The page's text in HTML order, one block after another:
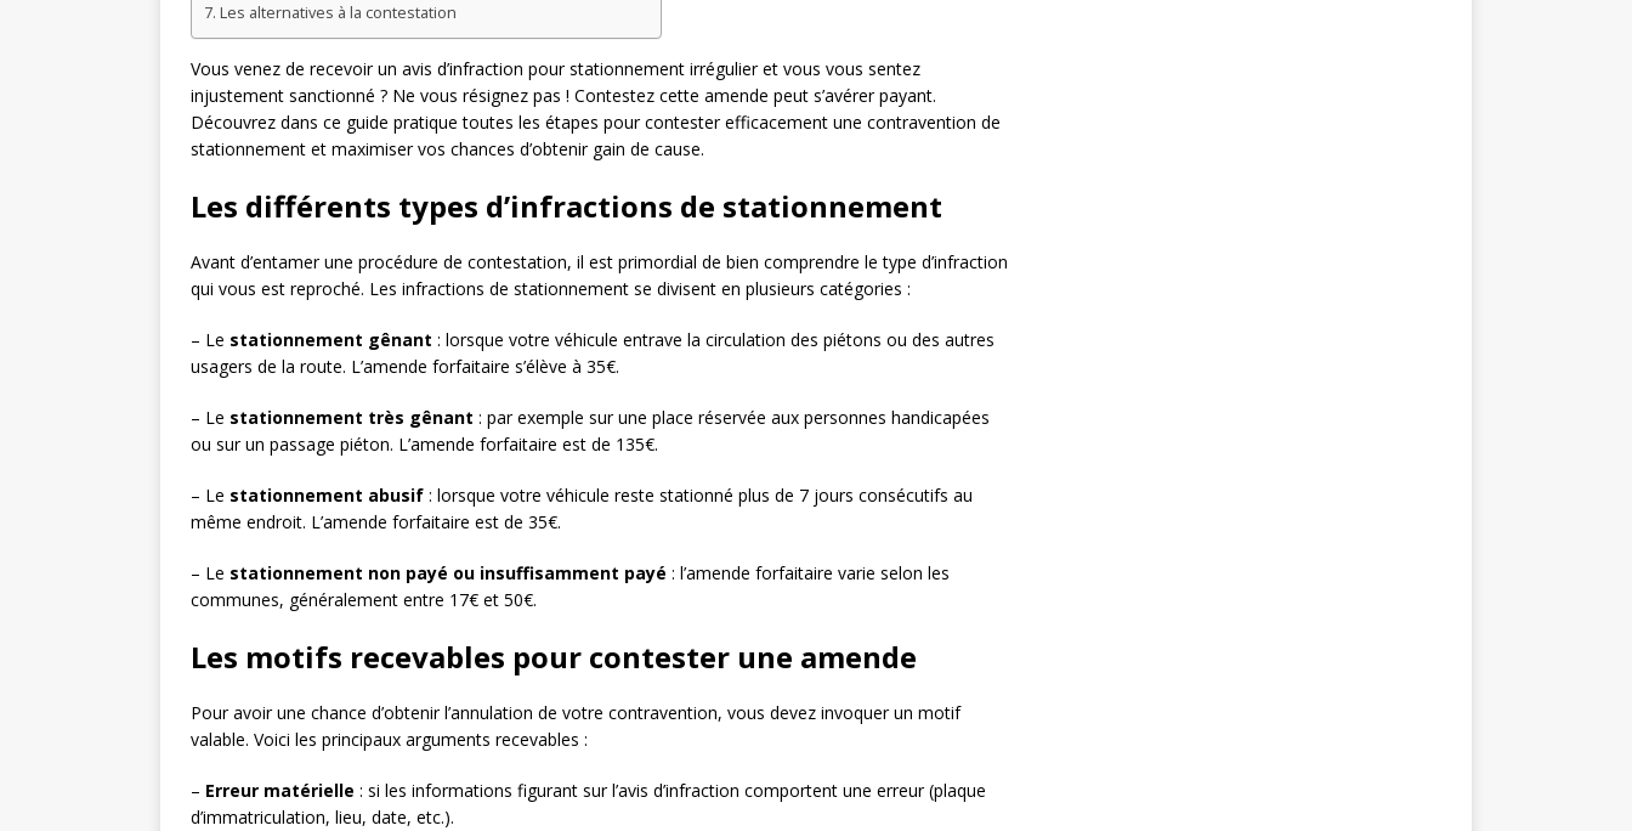
Les alternatives à la contestation
Vous venez de recevoir un avis d’infraction pour stationnement irrégulier et vous vous sentez
injustement sanctionné ? Ne vous résignez pas ! Contestez cette amende peut s’avérer payant.
Découvrez dans ce guide pratique toutes les étapes pour contester efficacement une contravention de
stationnement et maximiser vos chances d’obtenir gain de cause.
Les différents types d’infractions de stationnement
Avant d’entamer une procédure de contestation, il est primordial de bien comprendre le type d’infraction
qui vous est reproché. Les infractions de stationnement se divisent en plusieurs catégories :
– Le stationnement gênant : lorsque votre véhicule entrave la circulation des piétons ou des autres
usagers de la route. L’amende forfaitaire s’élève à 35€.
– Le stationnement très gênant : par exemple sur une place réservée aux personnes handicapées
ou sur un passage piéton. L’amende forfaitaire est de 135€.
– Le stationnement abusif : lorsque votre véhicule reste stationné plus de 7 jours consécutifs au
même endroit. L’amende forfaitaire est de 35€.
– Le stationnement non payé ou insuffisamment payé : l’amende forfaitaire varie selon les
communes, généralement entre 17€ et 50€.
Les motifs recevables pour contester une amende
Pour avoir une chance d’obtenir l’annulation de votre contravention, vous devez invoquer un motif
valable. Voici les principaux arguments recevables :
– Erreur matérielle : si les informations figurant sur l’avis d’infraction comportent une erreur (plaque
d’immatriculation, lieu, date, etc.).